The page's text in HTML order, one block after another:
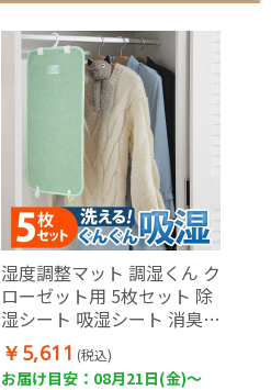
湿度調整マット 調湿くん ク
ローゼット用 5枚セット 除
湿シート 吸湿シート 消臭
ハンガー対応
￥5,611 (税込)
お届け目安：08月21日(金)～